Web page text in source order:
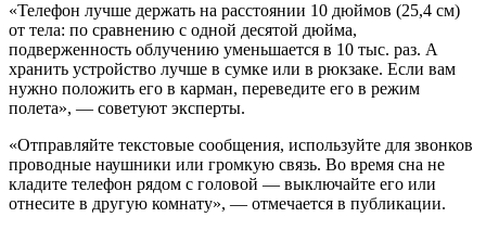
«Телефон лучше держать на расстоянии 10 дюймов (25,4 см)
от тела: по сравнению с одной десятой дюйма,
подверженность облучению уменьшается в 10 тыс. раз. А
хранить устройство лучше в сумке или в рюкзаке. Если вам
нужно положить его в карман, переведите его в режим
полета», — советуют эксперты.
«Отправляйте текстовые сообщения, используйте для звонков
проводные наушники или громкую связь. Во время сна не
кладите телефон рядом с головой — выключайте его или
отнесите в другую комнату», — отмечается в публикации.